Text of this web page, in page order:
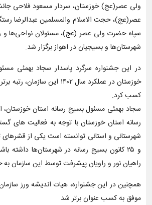
ولی عصر(عج) خوزستان، سردار مسعود فلاحی
عصر(عج)، حجت الاسلام والمسلمین عبدالرضا
سپاه حضرت ولی عصر (عج)، مسئولان نواحی‌ها و
شهرستان‌ها و بسیجیان در اهواز برگزار شد.
در این جشنواره سرگرد پاسدار سجاد بهمئی
خوزستان در عملکرد سال ۱۴۰۲ این
کسب کرد.
سجاد بهمئی مسئول بسیج رسانه استان خوزستان،
رسانه استان خوزستان با توجه به فعالیت های
شهرستانی و استانی توانسته است یکی از قشرهای
و ۲۵ کانون بسیج رسانه در شهرستان‌ها داشته
راهیان نور و راویان پیشرفت توسط این سازمان
همچنین در این جشنواره، هیات اندیشه ورز
موفق به کسب عنوان برتر شد